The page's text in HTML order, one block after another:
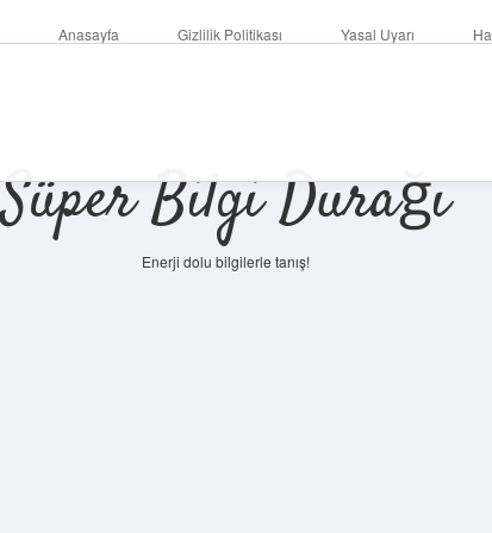
Anasayfa Gizlilik Politikası Yasal Uyarı
Süper Bilgi Durağı
Enerji dolu bilgilerle tanış!